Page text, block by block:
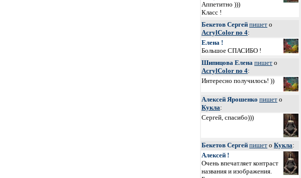
Аппетитно )))
Класс !
Бекетов Сергей пишет о
AcrylColor no 4:
Елена !
Большое СПАСИБО !
Шипицова Елена пишет о
AcrylColor no 4:
Интересно получилось! ))
Алексей Ярошенко пишет о
Кукла:
Сергей, спасибо)))
Бекетов Сергей пишет о Кукла:
Алексей !
Очень впечатляет контраст
названия и изображения.